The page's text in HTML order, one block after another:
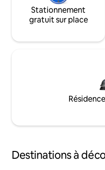
Stationnement
gratuit sur place
Destinations à